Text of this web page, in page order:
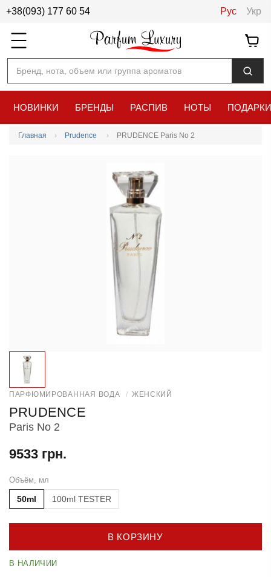
+38(093) 177 60 54 Рус Укр
Бренд, нота, объем или группа ароматов
НОВИНКИ БРЕНДЫ РАСПИВ НОТЫ ПОДАРКИ
Главная Prudence PRUDENCE Paris No 2
ПАРФЮМИРОВАННАЯ ВОДА / ЖЕНСКИЙ
PRUDENCE
Paris No 2
9533 грн.
Объём, мл
50ml 100ml TESTER
В КОРЗИНУ
В НАЛИЧИИ